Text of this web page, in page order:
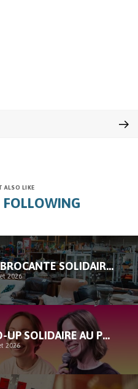
ALSO LIKE
LES PUCES DE L’ILOT : BROCANTE SOLIDAIRE À SAINT-GILLES
2026
UNE SOIRÉE DE STAND-UP SOLIDAIRE AU PROFIT DE L’ILOT
2026